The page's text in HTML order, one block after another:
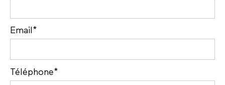
Email*
Téléphone*